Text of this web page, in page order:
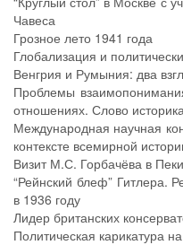
Чавеса
Грозное лето 1941 года
Глобализация и
Венгрия и Румыния: два
Проблемы
отношениях. Слово
Международная научная
контексте всемирной
Визит М.С. Горбачёва в
“Рейнский блеф” Гитлера.
в 1936 году
Лидер британских
Политическая карикатура